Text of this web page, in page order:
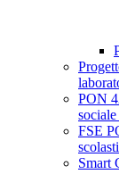
PON
FSE
Smart